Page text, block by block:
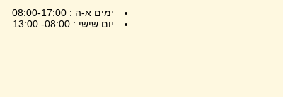
ימים א-ה : 08:00-17:00
יום שישי : 08:00- 13:00